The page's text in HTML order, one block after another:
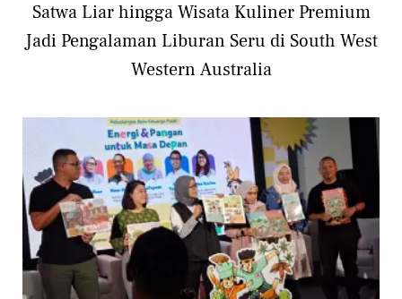
Satwa Liar hingga Wisata Kuliner Premium
Jadi Pengalaman Liburan Seru di South West
Western Australia